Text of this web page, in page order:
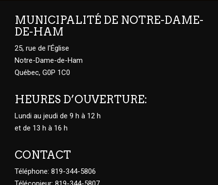
MUNICIPALITÉ DE NOTRE-DAME-
DE-HAM
25, rue de l'Église
Notre-Dame-de-Ham
Québec, G0P 1C0
HEURES D’OUVERTURE:
Lundi au jeudi de 9 h à 12 h
et de 13 h à 16 h
CONTACT
Téléphone: 819-344-5806